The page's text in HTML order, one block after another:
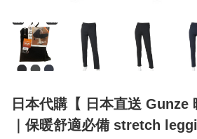
日本代購【 日本直送 Gunze
｜保暖舒適必備 stretch